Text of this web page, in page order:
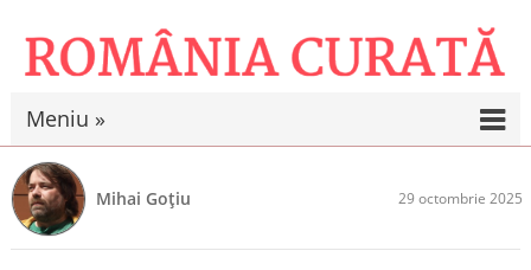
Meniu »
Mihai Goțiu 29 octombrie 2025